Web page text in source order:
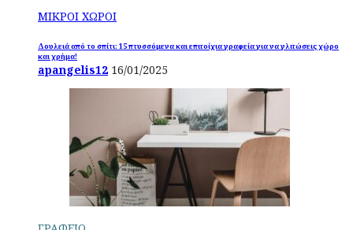
ΜΙΚΡΟΙ ΧΩΡΟΙ
Δουλειά από το σπίτι: 15 πτυσσόμενα και επιτοίχια γραφεία για να γλιτώσεις χώρο
και χρήμα!
apangelis12 16/01/2025